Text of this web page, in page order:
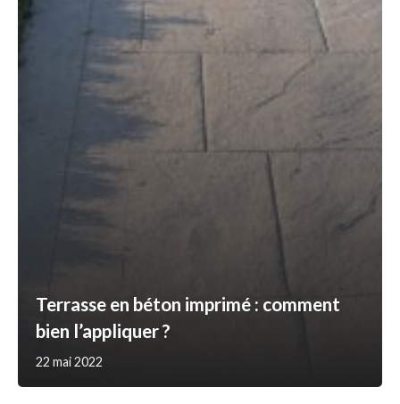
Terrasse en béton imprimé : comment
bien l’appliquer ?
22 mai 2022